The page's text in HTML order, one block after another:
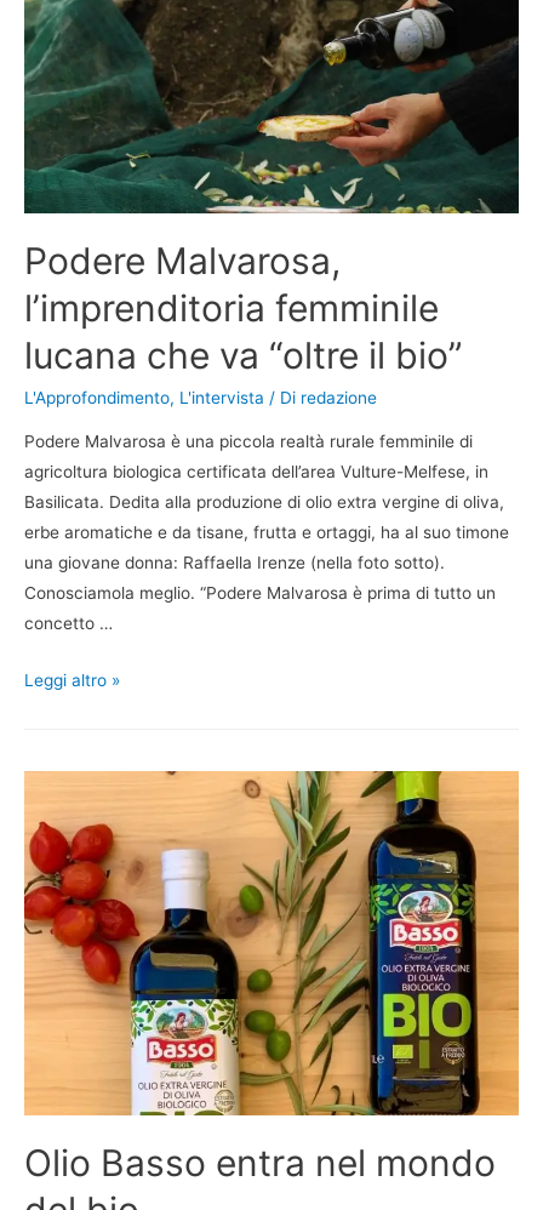
Podere Malvarosa,
l’imprenditoria femminile
lucana che va “oltre il bio”
L'Approfondimento, L'intervista / Di redazione
Podere Malvarosa è una piccola realtà rurale femminile di
agricoltura biologica certificata dell’area Vulture-Melfese, in
Basilicata. Dedita alla produzione di olio extra vergine di oliva,
erbe aromatiche e da tisane, frutta e ortaggi, ha al suo timone
una giovane donna: Raffaella Irenze (nella foto sotto).
Conosciamola meglio. “Podere Malvarosa è prima di tutto un
concetto …
Leggi altro »
Olio Basso entra nel mondo